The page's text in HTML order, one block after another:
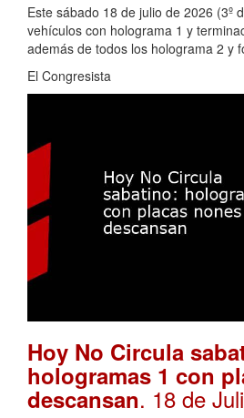
Este sábado 18 de julio de 2026 (3º
vehículos con holograma 1 y
además de todos los holograma 2 y
El Congresista
Hoy No Circula
hologramas 1 con
descansan. 18 de